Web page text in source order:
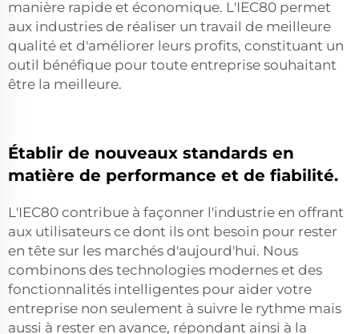
manière rapide et économique. L'IEC80 permet
aux industries de réaliser un travail de meilleure
qualité et d'améliorer leurs profits, constituant un
outil bénéfique pour toute entreprise souhaitant
être la meilleure.
Établir de nouveaux standards en
matière de performance et de fiabilité.
L'IEC80 contribue à façonner l'industrie en offrant
aux utilisateurs ce dont ils ont besoin pour rester
en tête sur les marchés d'aujourd'hui. Nous
combinons des technologies modernes et des
fonctionnalités intelligentes pour aider votre
entreprise non seulement à suivre le rythme mais
aussi à rester en avance, répondant ainsi à la